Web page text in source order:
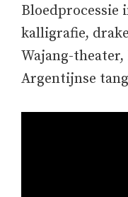
Bloedprocessie
kalligrafie,
Wajang-theater,
Argentijnse